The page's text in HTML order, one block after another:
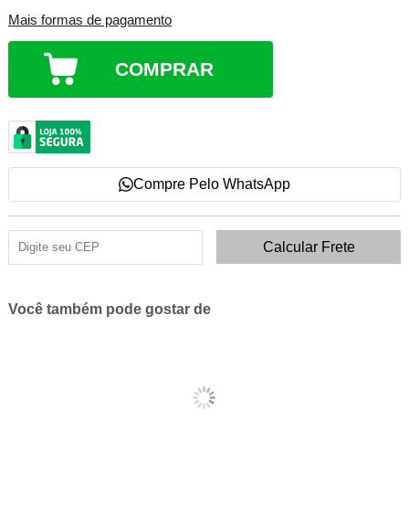
Mais formas de pagamento
COMPRAR
Compre Pelo WhatsApp
Você também pode gostar de